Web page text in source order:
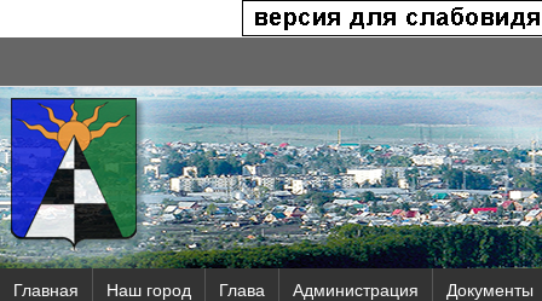
Главная Наш город Глава Администрация Документы